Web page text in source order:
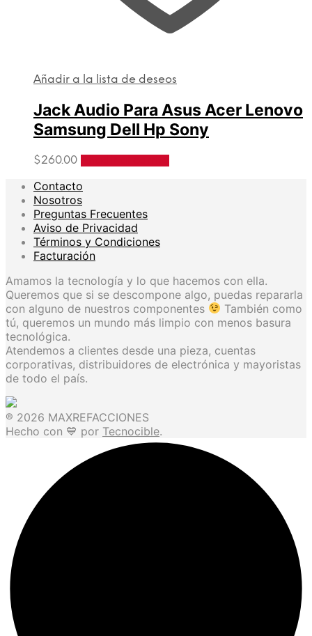
Añadir a la lista de deseos
Jack Audio Para Asus Acer Lenovo
Samsung Dell Hp Sony
$260.00
Contacto
Nosotros
Preguntas Frecuentes
Aviso de Privacidad
Términos y Condiciones
Facturación
Amamos la tecnología y lo que hacemos con ella.
Queremos que si se descompone algo, puedas repararla
con alguno de nuestros componentes
También como
tú, queremos un mundo más limpio con menos basura
tecnológica.
Atendemos a clientes desde una pieza, cuentas
corporativas, distribuidores de electrónica y mayoristas
de todo el país.
® 2026 MAXREFACCIONES
Hecho con 💙 por Tecnocible.